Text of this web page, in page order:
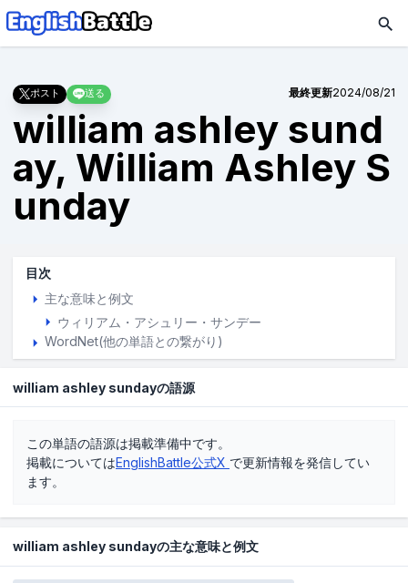
ポスト 送る 最終更新2024/08/21
william ashley sund
ay, William Ashley S
unday
目次
主な意味と例文
ウィリアム・アシュリー・サンデー
WordNet(他の単語との繋がり)
william ashley sundayの語源
この単語の語源は掲載準備中です。
掲載についてはEnglishBattle公式X で更新情報を発信してい
ます。
william ashley sundayの主な意味と例文